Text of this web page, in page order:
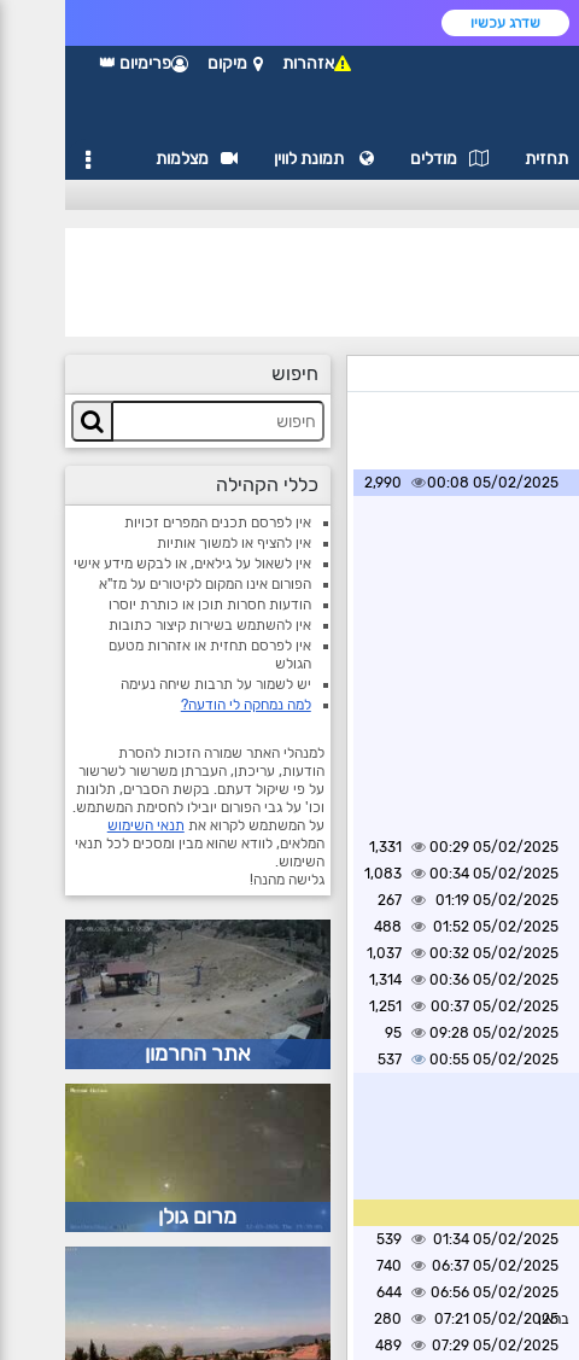
שדרג עכשיו
אזהרות מיקום פרימיום 👑
תחזית מודלים תמונת לווין מצלמות
05/02/2025 00:08
2,990
05/02/2025 00:29
1,331
05/02/2025 00:34
1,083
05/02/2025 01:19
267
05/02/2025 01:52
488
05/02/2025 00:32
1,037
05/02/2025 00:36
1,314
05/02/2025 00:37
1,251
05/02/2025 09:28
95
05/02/2025 00:55
537
05/02/2025 01:34
539
05/02/2025 06:37
740
05/02/2025 06:56
644
בראין
05/02/2025 07:21
280
05/02/2025 07:29
489
חיפוש
כללי הקהילה
אין לפרסם תכנים המפרים זכויות
אין להציף או למשוך אותיות
אין לשאול על גילאים, או לבקש מידע אישי
הפורום אינו המקום לקיטורים על מז"א
הודעות חסרות תוכן או כותרת יוסרו
אין להשתמש בשירות קיצור כתובות
אין לפרסם תחזית או אזהרות מטעם
הגולש
יש לשמור על תרבות שיחה נעימה
למה נמחקה לי הודעה?
למנהלי האתר שמורה הזכות להסרת
הודעות, עריכתן, העברתן משרשור לשרשור
על פי שיקול דעתם. בקשת הסברים, תלונות
וכו' על גבי הפורום יובילו לחסימת המשתמש.
על המשתמש לקרוא את תנאי השימוש
המלאים, לוודא שהוא מבין ומסכים לכל תנאי
השימוש.
גלישה מהנה!
אתר החרמון
מרום גולן